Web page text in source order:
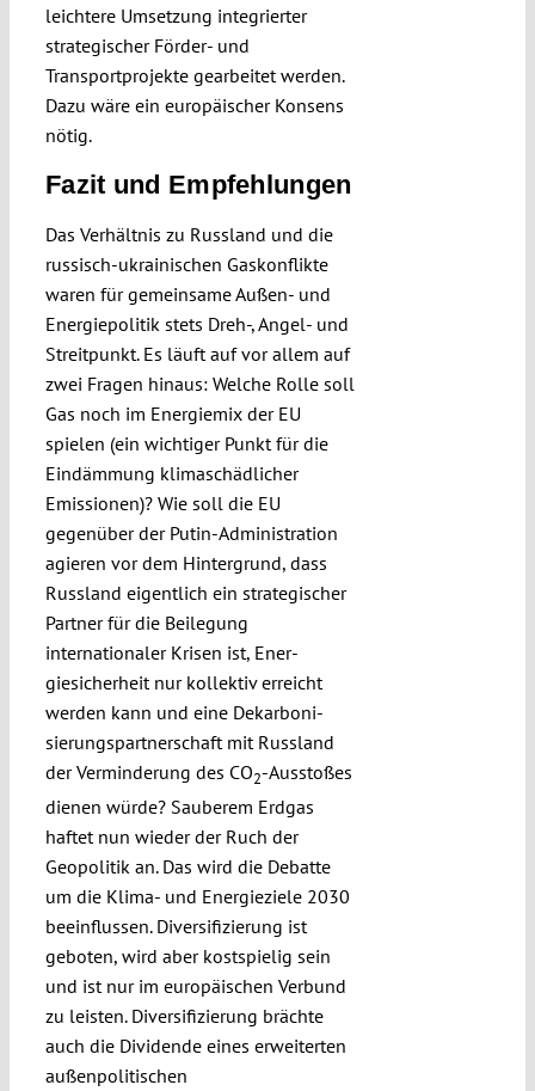
leichtere Umsetzung integrierter
strategischer Förder- und
Transportprojekte gear­beitet werden.
Dazu wäre ein europäischer Kon­sens
nötig.
Fazit und Empfehlungen
Das Verhältnis zu Russland und die
russisch-ukrainischen Gaskonflikte
waren für gemeinsame Außen- und
Energiepolitik stets Dreh-, Angel- und
Streit­punkt. Es läuft auf vor allem auf
zwei Fragen hinaus: Welche Rolle soll
Gas noch im Ener­giemix der EU
spielen (ein wichtiger Punkt für die
Eindämmung klimaschädlicher
Emissionen)? Wie soll die EU
gegenüber der Putin-Administration
agieren vor dem Hintergrund, dass
Russland eigentlich ein strategischer
Partner für die Beilegung
internationaler Krisen ist, Ener­
giesicherheit nur kollektiv erreicht
werden kann und eine Dekarboni­
sierungspartner­schaft mit Russland
der Verminderung des CO2-Ausstoßes
dienen würde? Sau­berem Erdgas
haftet nun wieder der Ruch der
Geopolitik an. Das wird die Debatte
um die Klima- und Energieziele 2030
beeinflussen. Diversifizierung ist
geboten, wird aber kostspielig sein
und ist nur im europäischen Verbund
zu leisten. Diversifizierung brächte
auch die Dividende eines erweiterten
außenpolitischen